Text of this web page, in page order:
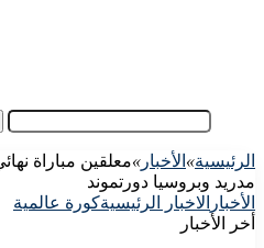
الرئيسية» الأخبار »معلقين مباراة
مدريد وبروسيا دورتموند
الأخبار الاخبار الرئيسيةكورة عالمية
أخر الأخبار